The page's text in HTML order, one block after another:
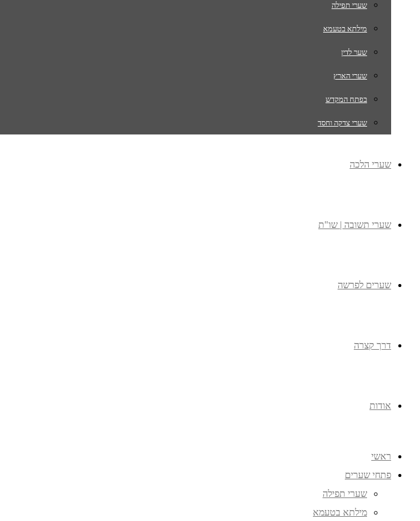
שערי תפילה
מילתא בטעמא
שער לדין
שערי הארץ
בפתח המקדש
שערי צדקה וחסד
שערי הלכה
שערי תשובה | שו"ת
שערים לפרשה
דרך קצרה
אודות
ראשי
פתחי שערים
שערי תפילה
מילתא בטעמא